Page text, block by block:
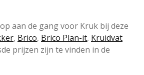
aan de gang voor Kruk bij deze
, Brico, Brico Plan-it, Kruidvat
prijzen zijn te vinden in de